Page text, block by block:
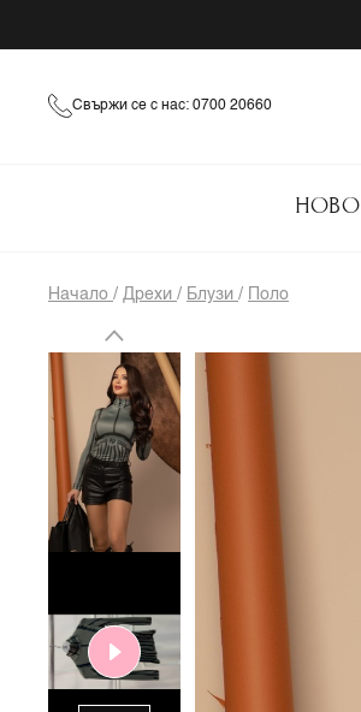
Свържи се с нас: 0700 20660
НОВО
Начало / Дрехи / Блузи / Поло